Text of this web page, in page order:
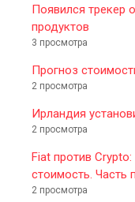
Появился трекер
продуктов
3 просмотра
Прогноз
2 просмотра
Ирландия
2 просмотра
Fiat против
стоимость. Часть
2 просмотра